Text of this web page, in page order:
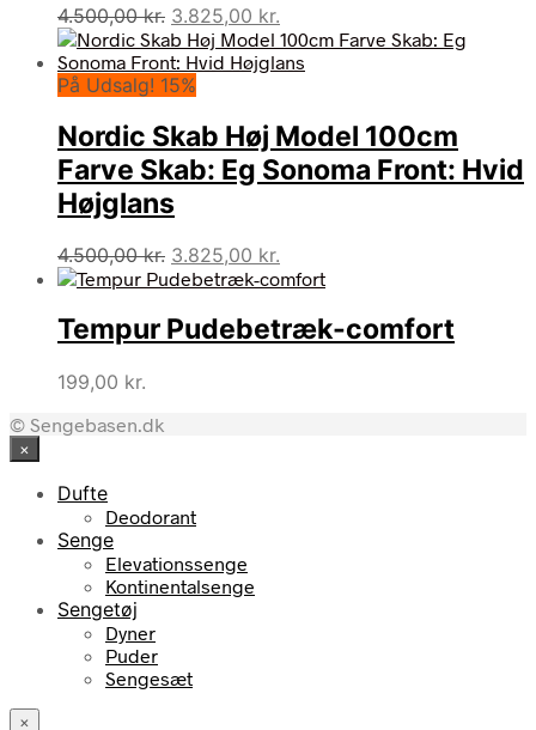
4.500,00kr. Den
oprindelige
pris
var:
3.825,00 kr.
aktuelle
pris
På Udsalg! 15%
Nordic Skab Høj Model 100cm
Farve Skab: Eg Sonoma Front: Hvid
Højglans
4.500,00kr. Den
oprindelige
var:
4.500,00 kr..
3.825,00 kr.
aktuelle
er:
3.825,00 kr..
Tempur Pudebetræk-comfort
199,00 kr.
© Sengebasen.dk
×
Dufte
Deodorant
Senge
Elevationssenge
Kontinentalsenge
Sengetøj
Dyner
Puder
Sengesæt
×